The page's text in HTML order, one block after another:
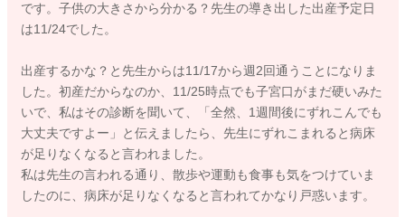
です。子供の大きさから分かる？先生の導き出した出産予定日
は11/24でした。
出産するかな？と先生からは11/17から週2回通うことになりま
した。初産だからなのか、11/25時点でも子宮口がまだ硬いみた
いで、私はその診断を聞いて、「全然、1週間後にずれこんでも
大丈夫ですよー」と伝えましたら、先生にずれこまれると病床
が足りなくなると言われました。
私は先生の言われる通り、散歩や運動も食事も気をつけていま
したのに、病床が足りなくなると言われてかなり戸惑います。